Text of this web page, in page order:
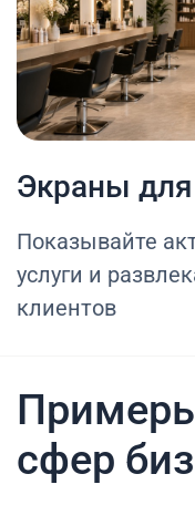
Экраны для
Показывайте
услуги и
клиентов
сфер